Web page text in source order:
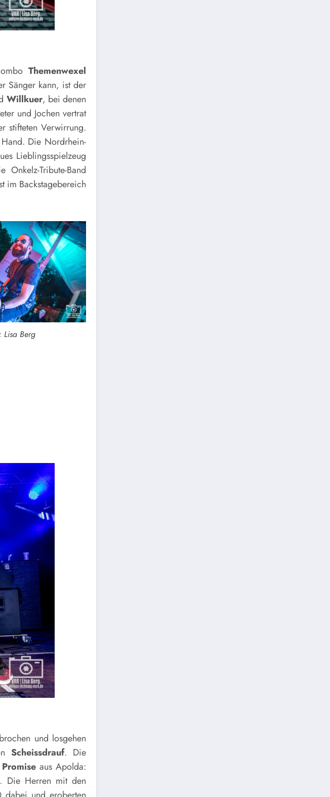
Themenwexel
Sänger kann, ist der
Willkuer, bei denen
und Jochen vertrat
stifteten Verwirrung.
Die Nordrhein-
Lieblingsspielzeug
Tribute-Band
im Backstagebereich
Lisa Berg
und losgehen
Scheissdrauf. Die
aus Apolda:
Die Herren mit den